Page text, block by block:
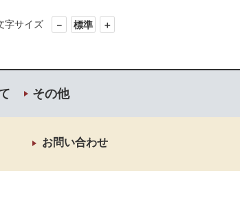
字サイズ － 標準 ＋
その他
お問い合わせ